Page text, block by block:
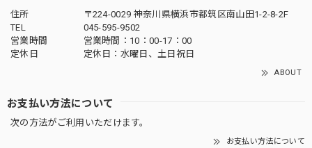
住所
〒224-0029 神奈川県横浜市都筑区南山田1-2-8-2F
TEL
045-595-9502
営業時間
営業時間：10：00-17：00
定休日
定休日：水曜日、土日祝日
ABOUT
お支払い方法について
次の方法がご利用いただけます。
お支払い方法について